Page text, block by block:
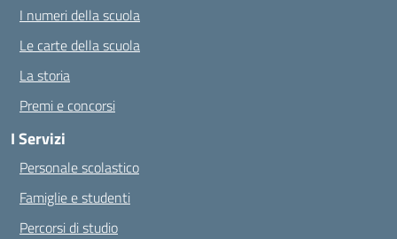
I numeri della scuola
Le carte della scuola
La storia
Premi e concorsi
I Servizi
Personale scolastico
Famiglie e studenti
Percorsi di studio